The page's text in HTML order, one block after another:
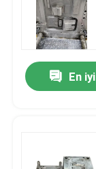
Teklif isteği
enjeksiyonla
Hassas
En